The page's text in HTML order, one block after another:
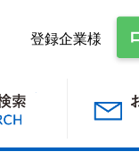
登録企業様